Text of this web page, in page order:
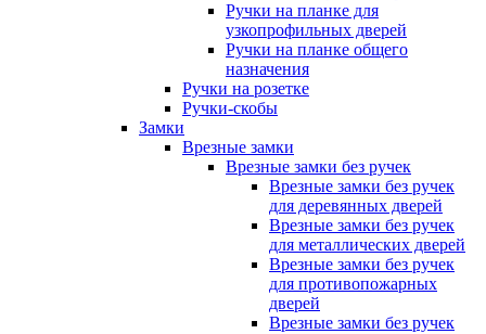
Ручки на планке для
узкопрофильных дверей
Ручки на планке общего
назначения
Ручки на розетке
Ручки-скобы
Замки
Врезные замки
Врезные замки без ручек
Врезные замки без ручек
для деревянных дверей
Врезные замки без ручек
для металлических дверей
Врезные замки без ручек
для противопожарных
дверей
Врезные замки без ручек